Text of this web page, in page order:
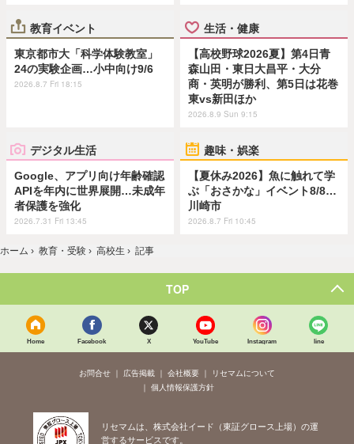
教育イベント
東京都市大「科学体験教室」
24の実験企画…小中向け9/6
2026.8.7 Fri 18:15
生活・健康
【高校野球2026夏】第4日青
森山田・東日大昌平・大分
商・英明が勝利、第5日は花巻
東vs新田ほか
2026.8.9 Sun 9:15
デジタル生活
Google、アプリ向け年齢確認
APIを年内に世界展開…未成年
者保護を強化
2026.7.31 Fri 13:45
趣味・娯楽
【夏休み2026】魚に触れて学
ぶ「おさかな」イベント8/8…
川崎市
2026.8.7 Fri 10:45
ホーム › 教育・受験 › 高校生 › 記事
TOP
Home Facebook X YouTube Instagram line
お問合せ 広告掲載 会社概要
リセマムについて
個人情報保護方針
リセマムは、株式会社イード（東証グロース上場）の運
営するサービスです。